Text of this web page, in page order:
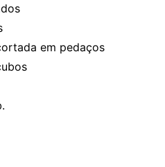
em pedaços